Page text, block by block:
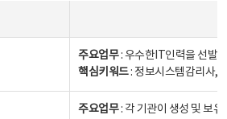
주요업무: 우수한IT인력을 선발
핵심키워드: 정보시스템감리사,
주요업무: 각 기관이 생성 및 보